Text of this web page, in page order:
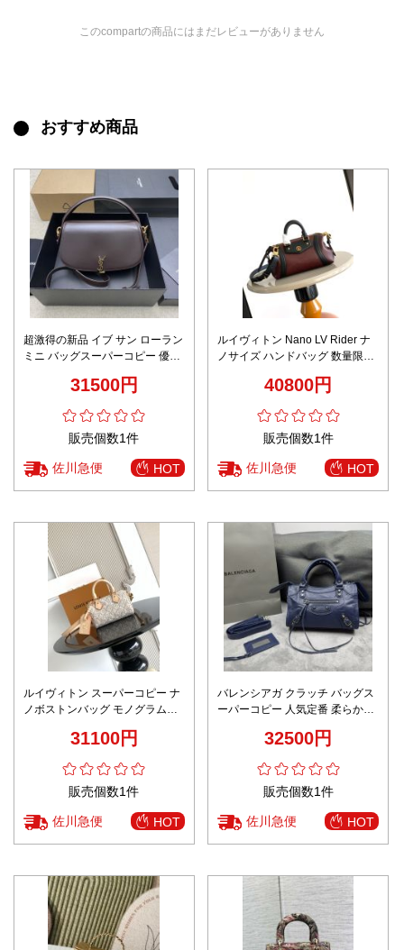
このcompartの商品にはまだレビューがありません
おすすめ商品
超激得の新品 イブ サン ローラン
ミニ バッグスーパーコピー 優雅
31500円
販売個数1件
佐川急便 HOT
ルイヴィトン Nano LV Rider ナ
ノサイズ ハンドバッグ 数量限定
心取引 優良サイト
40800円
販売個数1件
佐川急便 HOT
ルイヴィトン スーパーコピー ナ
ノボストンバッグ モノグラム刺
31100円
販売個数1件
佐川急便 HOT
バレンシアガ クラッチ バッグス
ーパーコピー 人気定番 柔らかい
小さいサイズ ブルー
32500円
販売個数1件
佐川急便 HOT